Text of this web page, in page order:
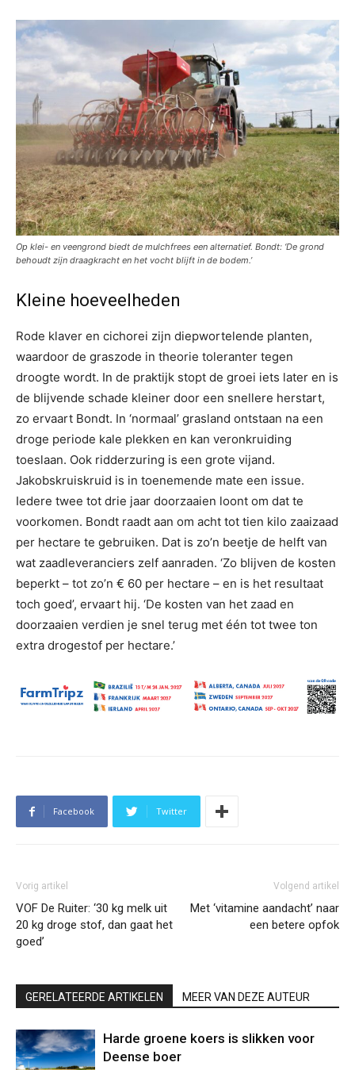
Op klei- en veengrond biedt de mulchfrees een alternatief. Bondt: ‘De grond
behoudt zijn draagkracht en het vocht blijft in de bodem.’
Kleine hoeveelheden
Rode klaver en cichorei zijn diepwortelende planten,
waardoor de graszode in theorie toleranter tegen
droogte wordt. In de praktijk stopt de groei iets later en is
de blijvende schade kleiner door een snellere herstart,
zo ervaart Bondt. In ‘normaal’ grasland ontstaan na een
droge periode kale plekken en kan veronkruiding
toeslaan. Ook ridderzuring is een grote vijand.
Jakobskruiskruid is in toenemende mate een issue.
Iedere twee tot drie jaar doorzaaien loont om dat te
voorkomen. Bondt raadt aan om acht tot tien kilo zaaizaad
per hectare te gebruiken. Dat is zo’n beetje de helft van
wat zaadleveranciers zelf aanraden. ‘Zo blijven de kosten
beperkt – tot zo’n € 60 per hectare – en is het resultaat
toch goed’, ervaart hij. ‘De kosten van het zaad en
doorzaaien verdien je snel terug met één tot twee ton
extra drogestof per hectare.’
Facebook Twitter
Vorig artikel
VOF De Ruiter: ‘30 kg melk uit
20 kg droge stof, dan gaat het
goed’
Volgend artikel
Met ‘vitamine aandacht’ naar
een betere opfok
GERELATEERDE ARTIKELEN MEER VAN DEZE AUTEUR
Harde groene koers is slikken voor
Deense boer